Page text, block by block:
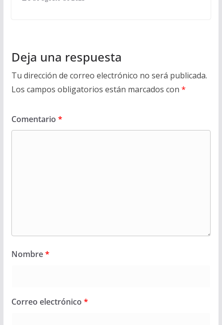
Deja una respuesta
Tu dirección de correo electrónico no será publicada.
Los campos obligatorios están marcados con *
Comentario *
Nombre*
Correo electrónico *